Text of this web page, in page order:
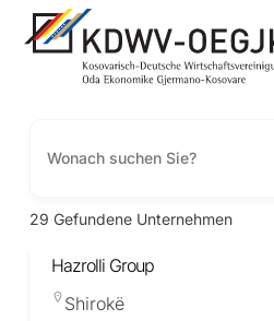
29 Gefundene Unternehmen
Hazrolli Group
Shirokë